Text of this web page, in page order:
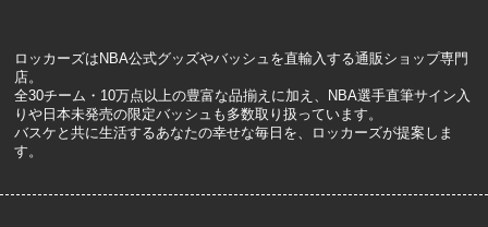
ロッカーズはNBA公式グッズやバッシュを直輸入する通販ショップ専門
店。
全30チーム・10万点以上の豊富な品揃えに加え、NBA選手直筆サイン入
りや日本未発売の限定バッシュも多数取り扱っています。
バスケと共に生活するあなたの幸せな毎日を、ロッカーズが提案しま
す。